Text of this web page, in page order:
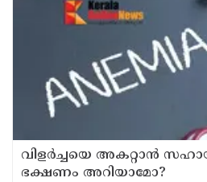
വിളർച്ചയെ അകറ്റാൻ
ഭക്ഷണം അറിയാമോ?